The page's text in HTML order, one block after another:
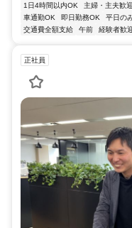
1日4時間以内OK
主婦・主夫歓迎
車通勤OK
即日勤務OK 平日の
交通費全額支給
午前 経験者歓
正社員